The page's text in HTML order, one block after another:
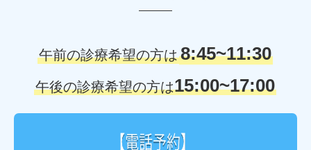
午前の診療希望の方は8:45~11:30
午後の診療希望の方は15:00~17:00